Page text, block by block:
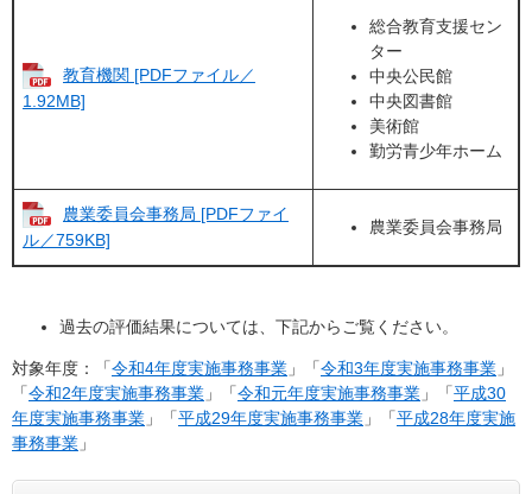
教育機関 [PDFファイル／
1.92MB]
総合教育支援セン
ター
中央公民館
中央図書館
美術館
勤労青少年ホーム
農業委員会事務局 [PDFファイ
ル／759KB]
農業委員会事務局
過去の評価結果については、下記からご覧ください。
対象年度：「令和4年度実施事務事業 」「令和3年度実施事務事業 」
「令和2年度実施事務事業 」「令和元年度実施事務事業 」「平成30
年度実施事務事業 」「平成29年度実施事務事業 」「平成28年度実施
事務事業 」